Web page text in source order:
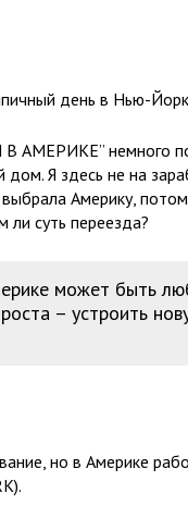
день в Нью-
АМЕРИКЕ” немного
Я здесь не на
Америку,
ли суть переезда?
может быть
– устроить
но в Америке